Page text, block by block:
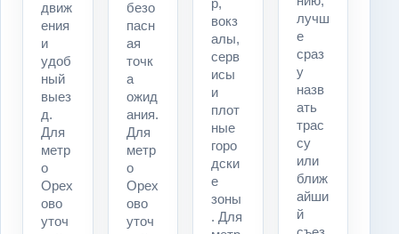
движ
ения
и
удоб
ный
выез
д.
Для
метр
о
Орех
ово
уточ
безо
пасн
ая
точк
а
ожид
ания.
Для
метр
о
Орех
ово
уточ
р,
вокз
алы,
серв
исы
и
плот
ные
горо
дски
е
зоны
. Для
лучш
е
сраз
у
назв
ать
трас
су
или
ближ
айши
й